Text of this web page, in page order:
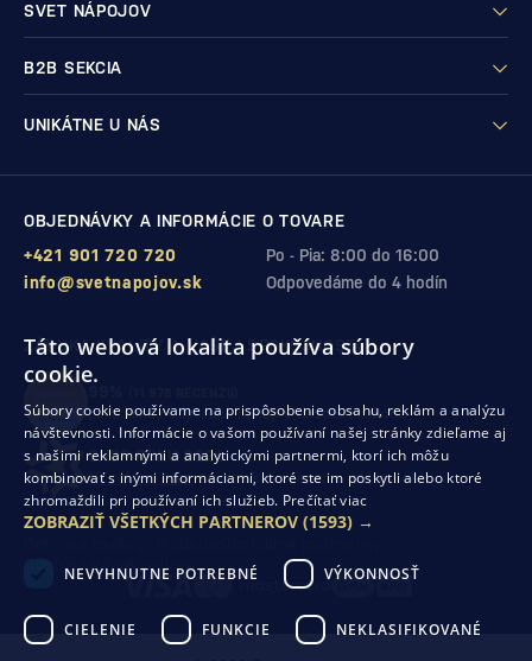
SVET NÁPOJOV
B2B SEKCIA
UNIKÁTNE U NÁS
OBJEDNÁVKY A INFORMÁCIE O TOVARE
Po - Pia: 8:00 do 16:00
+421 901 720 720
Odpovedáme do 4 hodín
info@svetnapojov.sk
ZÁRUKA KVALITY A VAŠEJ SPOKOJNOSTI
zákazníkov odporúča nákup v našom obchode
SHOP ROKU 2024
10. rok po sebesme získali ocenenie od Heureka
Odstúpenie od zmluvy
Táto webová lokalita používa súbory
cookie.
Súbory cookie používame na prispôsobenie obsahu, reklám a analýzu
návštevnosti. Informácie o vašom používaní našej stránky zdieľame aj
s našimi reklamnými a analytickými partnermi, ktorí ich môžu
kombinovať s inými informáciami, ktoré ste im poskytli alebo ktoré
zhromaždili pri používaní ich služieb. Prečítať viac
ZOBRAZIŤ VŠETKÝCH PARTNEROV (1593) →
NEVYHNUTNE POTREBNÉ VÝKONNOSŤ
CIELENIE FUNKCIE NEKLASIFIKOVANÉ